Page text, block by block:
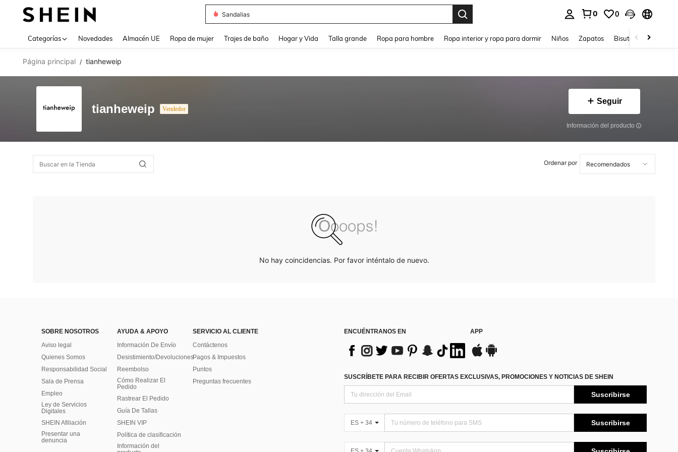
Sandalias
0 0
Categorías Novedades Almacén UE Ropa de mujer Trajes de baño Hogar y Vida Talla grande Ropa para hombre Ropa interior y ropa para dormir Niños Zapatos Bisutería Y
Página principal / tianheweip
tianheweip Vendedor
Seguir
Información del producto
Ordenar por
No hay coincidencias. Por favor inténtalo de nuevo.
SOBRE NOSOTROS
Aviso legal
Quienes Somos
Responsabilidad Social
Sala de Prensa
Empleo
Ley de Servicios
Digitales
SHEIN Afiliación
Presentar una
denuncia
AYUDA & APOYO
Información De Envío
Desistimiento/Devoluciones
Reembolso
Cómo Realizar El
Pedido
Rastrear El Pedido
Guía De Tallas
SHEIN VIP
Política de clasificación
​Información del
SERVICIO AL CLIENTE
Contáctenos
Pagos & Impuestos
Puntos
Preguntas frecuentes
ENCUÉNTRANOS EN APP
SUSCRÍBETE PARA RECIBIR OFERTAS EXCLUSIVAS, PROMOCIONES Y NOTICIAS DE SHEIN
Suscribirse
ES + 34 Suscribirse